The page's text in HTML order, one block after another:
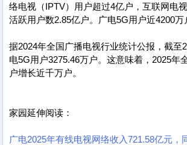
络电视（IPTV）用户超过4亿户，互联网电
活跃用户数2.85亿户。广电5G用户近4200万
据2024年全国广播电视行业统计公报，截至
电5G用户3275.46万户。这意味着，2025年
户增长近千万户。
家园延伸阅读：
广电2025年有线电视网络收入721.58亿元，